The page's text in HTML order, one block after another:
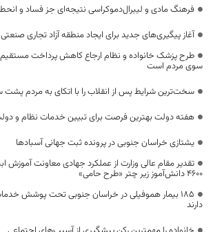
فرهنگ مادی و لیبرال‌دموکراسی نتیجه‌ای جز فساد و
آغاز پیگیری‌های جدید برای ایجاد منطقه آزاد تجاری
طرح پزشک خانواده و نظام ارجاع کاهش پرداخت مستقیم
سوی مردم است
سخت‌ترین شرایط پس از انقلاب را با اتکای به مردم
هفته دولت بهترین فرصت برای تبیین خدمات نظام و
یشتازی خراسان جنوبی در پرونده ثبت جهانی آسبادها
تقدیر مقام عالی وزارت از عملکرد جهادی معاونت آموزش
۴۶۰۰ دانش‌آموز زیر چتر «طرح حامی»
۱۸۵ بیمار هموفیلی در خراسان جنوبی تحت پوشش
دارند